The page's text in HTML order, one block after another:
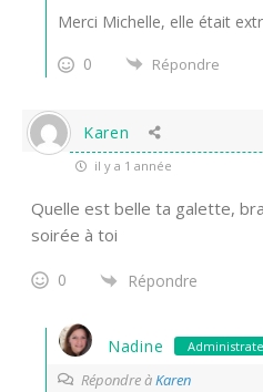
Merci Michelle, elle était
0
Répondre
Karen
il y a 1 année
Quelle est belle ta galette,
soirée à toi
0 Répondre
Nadine
Répondre àKaren